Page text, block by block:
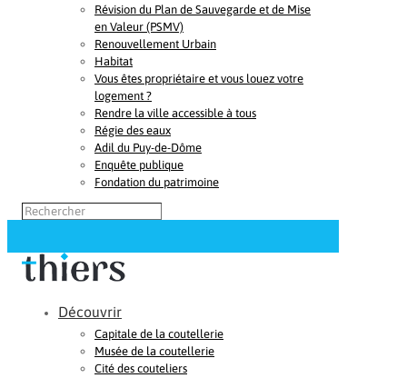
Révision du Plan de Sauvegarde et de Mise
en Valeur (PSMV)
Renouvellement Urbain
Habitat
Vous êtes propriétaire et vous louez votre
logement ?
Rendre la ville accessible à tous
Régie des eaux
Adil du Puy-de-Dôme
Enquête publique
Fondation du patrimoine
Découvrir
Capitale de la coutellerie
Musée de la coutellerie
Cité des couteliers